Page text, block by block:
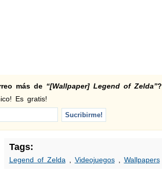
más de “[Wallpaper] Legend of Zelda”?
Es gratis!
Tags:
Legend of Zelda Videojuegos, Wallpapers